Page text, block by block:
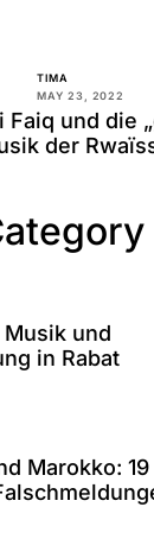
TIMA
MAY 23, 2022
Faiq und die
der
und
in Rabat
Marokko: